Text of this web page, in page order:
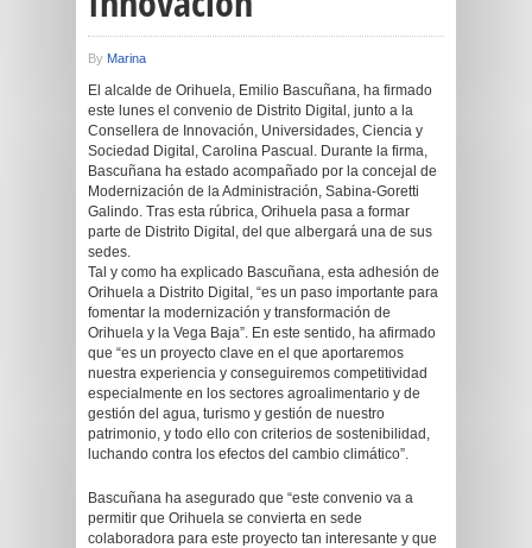
By Marina
El alcalde de Orihuela, Emilio Bascuñana, ha firmado
este lunes el convenio de Distrito Digital, junto a la
Consellera de Innovación, Universidades, Ciencia y
Sociedad Digital, Carolina Pascual. Durante la firma,
Bascuñana ha estado acompañado por la concejal de
Modernización de la Administración, Sabina-Goretti
Galindo. Tras esta rúbrica, Orihuela pasa a formar
parte de Distrito Digital, del que albergará una de sus
sedes.
Tal y como ha explicado Bascuñana, esta adhesión de
Orihuela a Distrito Digital, “es un paso importante para
fomentar la modernización y transformación de
Orihuela y la Vega Baja”. En este sentido, ha afirmado
que “es un proyecto clave en el que aportaremos
nuestra experiencia y conseguiremos competitividad
especialmente en los sectores agroalimentario y de
gestión del agua, turismo y gestión de nuestro
patrimonio, y todo ello con criterios de sostenibilidad,
luchando contra los efectos del cambio climático”.
Bascuñana ha asegurado que “este convenio va a
permitir que Orihuela se convierta en sede
colaboradora para este proyecto tan interesante y que